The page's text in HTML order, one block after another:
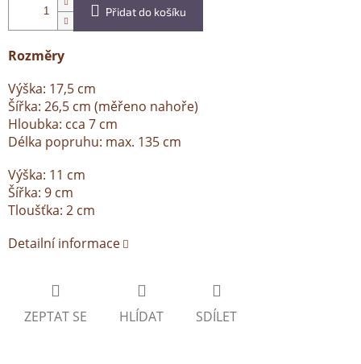
Přidat do košíku
Rozměry
Výška: 17,5 cm
Šířka: 26,5 cm (měřeno nahoře)
Hloubka: cca 7 cm
Délka popruhu: max. 135 cm
Výška: 11 cm
Šířka: 9 cm
Tloušťka: 2 cm
Detailní informace
ZEPTAT SE HLÍDAT SDÍLET